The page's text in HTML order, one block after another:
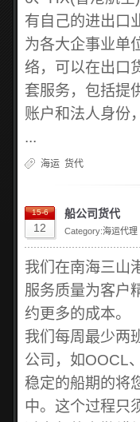
有自己的进出口
为各大企事业单
络，可以在出口
套服务，包括提
账户和法人身份
...
海运 货代
15-6
12
船公司货代
Category:海运代理
我们在南海三山
服务质量为客户
约更多的成本。
我们每周最少两
公司，如OOCL
稳定的船期的将
中。这个过程只